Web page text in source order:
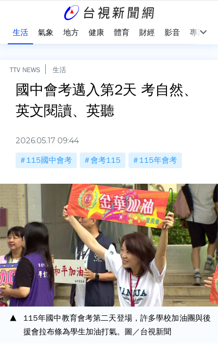
生活 氣象 地方 健康 體育 財經 影音 專題
TTV NEWS 生活
國中會考邁入第2天 考自然、
英文閱讀、英聽
2026.05.17 09:44
115國中會考 會考115 115年會考
115年國中教育會考第二天登場，許多學校加油團與後
援會拉布條為學生加油打氣。圖／台視新聞